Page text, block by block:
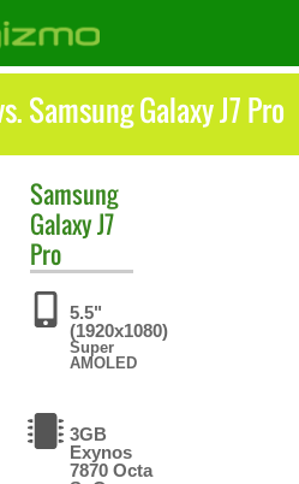
Samsung Galaxy J7 Pro
Samsung
Galaxy J7
Pro
5.5"
(1920x1080)
Super
AMOLED
3GB
Exynos
7870 Octa